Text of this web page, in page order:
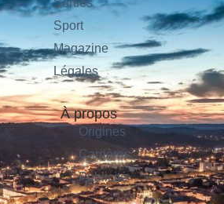
Sorties
Sport
Magazine
Légales
À propos
Origines
Carrières
Publicité